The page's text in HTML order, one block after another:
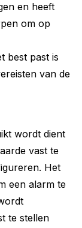
en heeft
om op
best past is
van de
wordt dient
vast te
Het
een alarm te
te stellen